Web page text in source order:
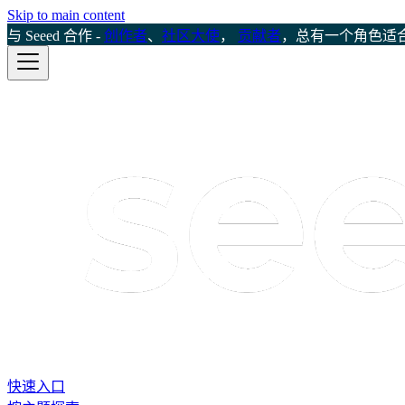
Skip to main content
与 Seeed 合作 - 创作者、 社区大使， 贡献者，总有一个角色适
快速入口